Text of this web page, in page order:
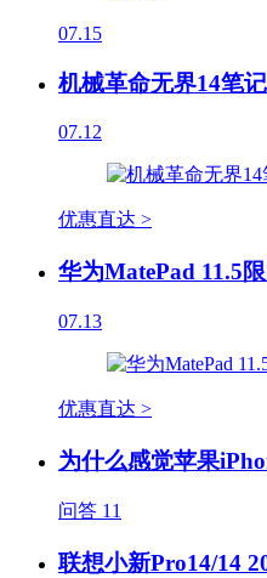
07.15
机械革命无界14笔
07.12
优惠直达 >
华为MatePad 11.5
07.13
优惠直达 >
为什么感觉苹果
问答 11
联想小新Pro14/14